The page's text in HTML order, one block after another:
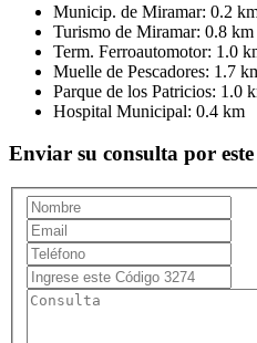
Municip. de Miramar: 0.2
Turismo de Miramar: 0.8 km
Term. Ferroautomotor: 1.0
Muelle de Pescadores: 1.7
Parque de los Patricios: 1.0
Hospital Municipal: 0.4 km
Enviar su consulta por